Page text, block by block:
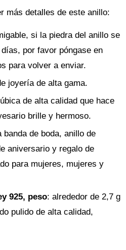
más detalles de este anillo:
si la piedra del anillo se
por favor póngase en
para volver a enviar.
joyería de alta gama.
de alta calidad que hace
brille y hermoso.
banda de boda, anillo de
aniversario y regalo de
para mujeres, mujeres y
925, peso: alrededor de 2,7 g
pulido de alta calidad,